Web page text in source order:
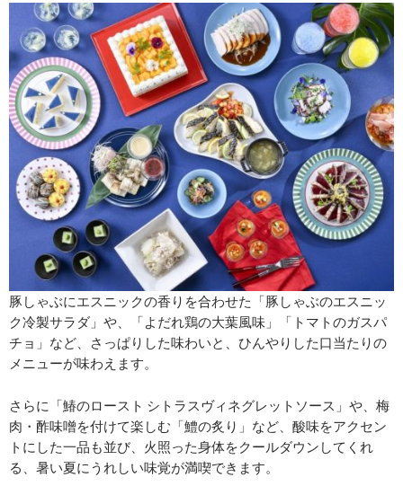
豚しゃぶにエスニックの香りを合わせた「豚しゃぶのエスニッ
ク冷製サラダ」や、「よだれ鶏の大葉風味」「トマトのガスパ
チョ」など、さっぱりした味わいと、ひんやりした口当たりの
メニューが味わえます。
さらに「鰆のロースト シトラスヴィネグレットソース」や、梅
肉・酢味噌を付けて楽しむ「鱧の炙り」など、酸味をアクセン
トにした一品も並び、火照った身体をクールダウンしてくれ
る、暑い夏にうれしい味覚が満喫できます。